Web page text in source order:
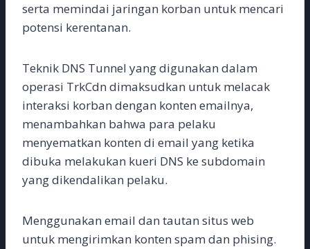
serta memindai jaringan korban untuk mencari
potensi kerentanan.
Teknik DNS Tunnel yang digunakan dalam
operasi TrkCdn dimaksudkan untuk melacak
interaksi korban dengan konten emailnya,
menambahkan bahwa para pelaku
menyematkan konten di email yang ketika
dibuka melakukan kueri DNS ke subdomain
yang dikendalikan pelaku.
Menggunakan email dan tautan situs web
untuk mengirimkan konten spam dan phising.